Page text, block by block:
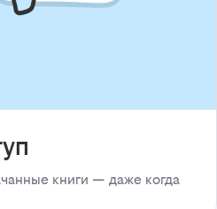
книги — даже когда